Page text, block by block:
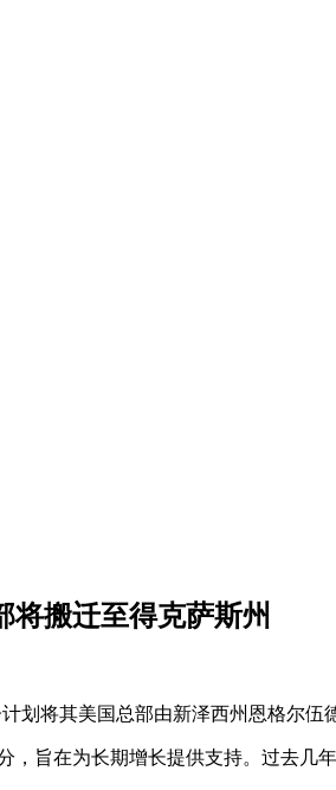
将搬迁至得克萨斯州
划将其美国总部由新泽西州恩格尔伍
旨在为长期增长提供支持。过去几